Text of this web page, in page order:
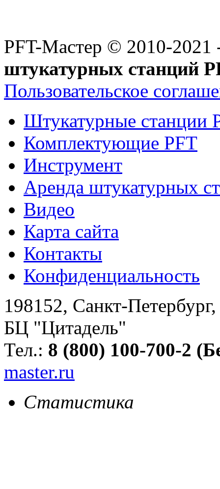
PFT-Мастер © 2010-
штукатурных станций
Пользовательское
Штукатурные станции
Комплектующие PFT
Инструмент
Аренда штукатурных
Видео
Карта сайта
Контакты
Конфиденциальность
198152, Санкт-Петербург
БЦ "Цитадель"
Тел.: 8 (800) 100-700-2
master.ru
Статистика